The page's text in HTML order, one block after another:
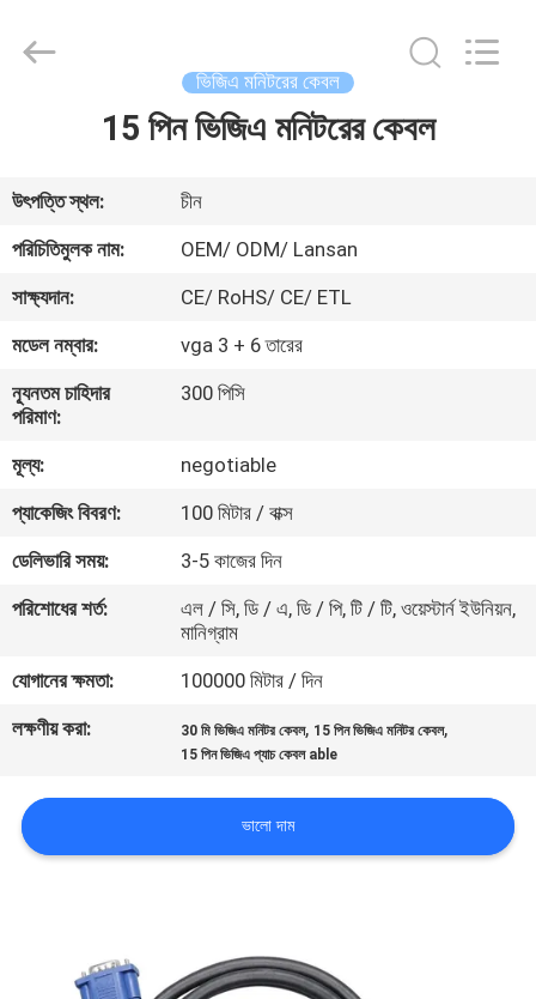
পণ্য
ভিডিও
আমাদের
সম্পর্কে
কারখানা
ভ্রমণ
মান
যোগাযোগ
খবর
Industry
ভিজিএ মনিটরের কেবল
15 পিন ভিজিএ মনিটরের কেবল
উৎপত্তি স্থল:
চীন
পরিচিতিমুলক নাম:
OEM/ ODM/ Lansan
সাক্ষ্যদান:
CE/ RoHS/ CE/ ETL
মডেল নম্বার:
vga 3 + 6 তারের
ন্যূনতম চাহিদার
পরিমাণ:
300 পিসি
মূল্য:
negotiable
প্যাকেজিং বিবরণ:
100 মিটার / বাক্স
ডেলিভারি সময়:
3-5 কাজের দিন
পরিশোধের শর্ত:
এল / সি, ডি / এ, ডি / পি, টি / টি, ওয়েস্টার্ন ইউনিয়ন,
মানিগ্রাম
যোগানের ক্ষমতা:
100000 মিটার / দিন
লক্ষণীয় করা:
30 মি ভিজিএ মনিটর কেবল, 15 পিন ভিজিএ মনিটর কেবল,
15 পিন ভিজিএ প্যাচ কেবল able
ভালো দাম